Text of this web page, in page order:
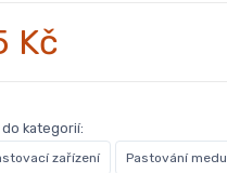
Kč
kategorií:
zařízení Pastování medu